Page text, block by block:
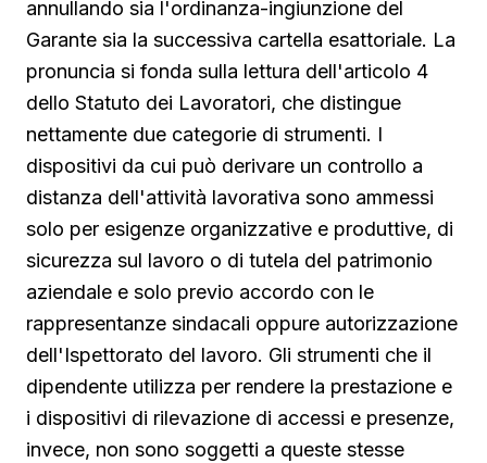
annullando sia l'ordinanza-ingiunzione del
Garante sia la successiva cartella esattoriale. La
pronuncia si fonda sulla lettura dell'articolo 4
dello Statuto dei Lavoratori, che distingue
nettamente due categorie di strumenti. I
dispositivi da cui può derivare un controllo a
distanza dell'attività lavorativa sono ammessi
solo per esigenze organizzative e produttive, di
sicurezza sul lavoro o di tutela del patrimonio
aziendale e solo previo accordo con le
rappresentanze sindacali oppure autorizzazione
dell'Ispettorato del lavoro. Gli strumenti che il
dipendente utilizza per rendere la prestazione e
i dispositivi di rilevazione di accessi e presenze,
invece, non sono soggetti a queste stesse